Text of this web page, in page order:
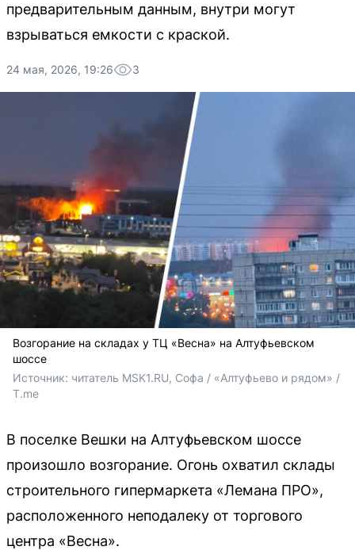
предварительным данным, внутри могут
взрываться емкости с краской.
24 мая, 2026, 19:26 3
Возгорание на складах у ТЦ «Весна» на Алтуфьевском
шоссе
Источник: читатель MSK1.RU, Софа / «Алтуфьево и рядом» /
T.me
В поселке Вешки на Алтуфьевском шоссе
произошло возгорание. Огонь охватил склады
строительного гипермаркета «Лемана ПРО»,
расположенного неподалеку от торгового
центра «Весна».